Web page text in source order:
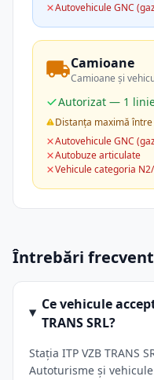
Autovehicule GNC
Camioane
Camioane și
Autorizat — 1
Distanța maximă
Autovehicule GNC
Autobuze articulate
Vehicule categoria
Întrebări
Ce vehicule
TRANS SRL?
Stația ITP VZB TRANS
Autoturisme și